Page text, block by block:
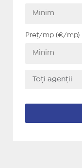
Preț/mp (€/mp)